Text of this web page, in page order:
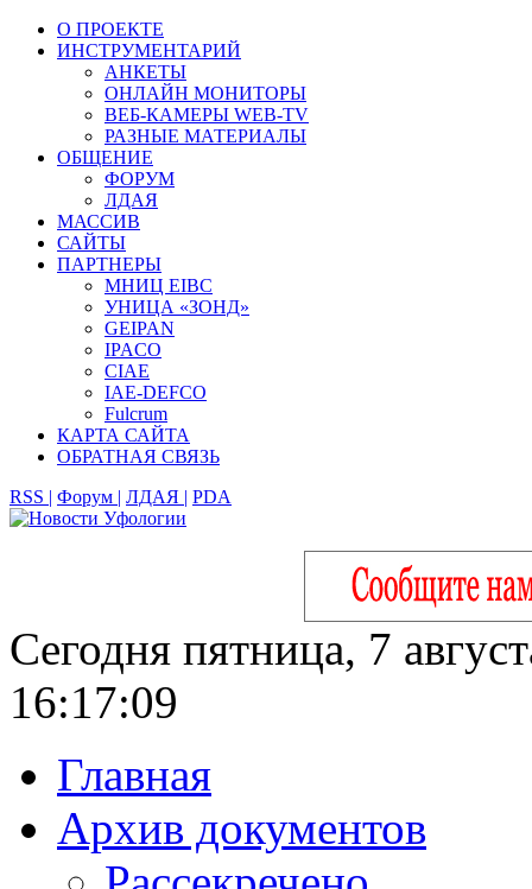
О ПРОЕКТЕ
ИНСТРУМЕНТАРИЙ
АНКЕТЫ
ОНЛАЙН МОНИТОРЫ
ВЕБ-КАМЕРЫ WEB-TV
РАЗНЫЕ МАТЕРИАЛЫ
ОБЩЕНИЕ
ФОРУМ
ЛДАЯ
МАССИВ
САЙТЫ
ПАРТНЕРЫ
МНИЦ EIBC
УНИЦА «ЗОНД»
GEIPAN
IPACO
CIAE
IAE-DEFCO
Fulcrum
КАРТА САЙТА
ОБРАТНАЯ СВЯЗЬ
RSS | Форум | ЛДАЯ | PDA
Сегодня пятница, 7
16:17:10
Главная
Архив документов